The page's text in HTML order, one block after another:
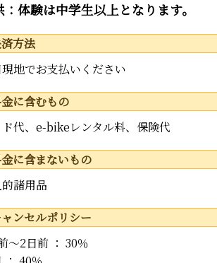
：体験は中学生以上となります。
方法
地でお支払いください
に含むもの
ド代、e-bikeレンタル料、保険代
に含まないもの
諸用品
ンセルポリシー
～2日前 ： 30％